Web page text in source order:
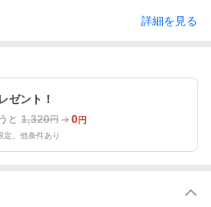
詳細を見る
ゼント！
と 1,320円 0円
定。他条件あり